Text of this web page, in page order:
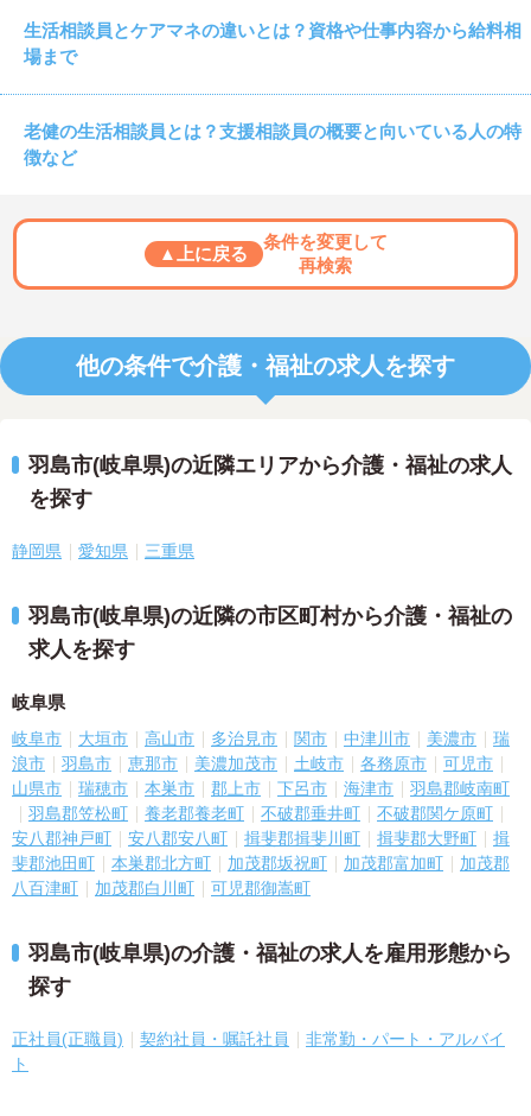
生活相談員とケアマネの違いとは？資格や仕事内容から給料相
場まで
老健の生活相談員とは？支援相談員の概要と向いている人の特
徴など
▲上に戻る
条件を変更して
再検索
他の条件で介護・福祉の求人を探す
羽島市(岐阜県)の近隣エリアから介護・福祉の求人
を探す
静岡県 愛知県 三重県
羽島市(岐阜県)の近隣の市区町村から介護・福祉の
求人を探す
岐阜県
岐阜市 大垣市 高山市 多治見市 関市 中津川市 美濃市
瑞
浪市
羽島市 恵那市 美濃加茂市 土岐市 各務原市
可児市
山県市
瑞穂市 本巣市 郡上市 下呂市 海津市
羽島郡岐南町
羽島郡笠松町
養老郡養老町 不破郡垂井町
不破郡関ケ原町
安八郡神戸町
安八郡安八町 揖斐郡揖斐川町 揖斐郡大野町
揖
斐郡池田町
本巣郡北方町 加茂郡坂祝町 加茂郡富加町
加茂郡
八百津町
加茂郡白川町 可児郡御嵩町
羽島市(岐阜県)の介護・福祉の求人を雇用形態から
探す
正社員(正職員) 契約社員・嘱託社員
非常勤・パート・アルバイ
ト